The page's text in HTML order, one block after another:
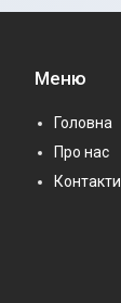
Меню
Головна
Про нас
Контакти